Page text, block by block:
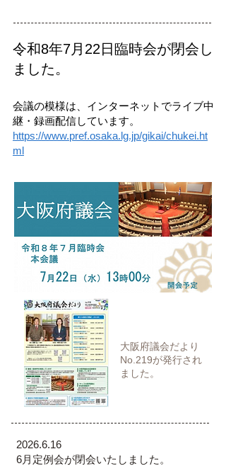
令和8年7月22日臨時会が閉会し
ました。
会議の模様は、インターネットでライブ中
継・録画配信しています。
https://www.pref.osaka.lg.jp/gikai/chukei.ht
ml
大阪府議会だより
No.219が発行され
ました。
​2026.6.16
6月定例会が閉会いたしました。